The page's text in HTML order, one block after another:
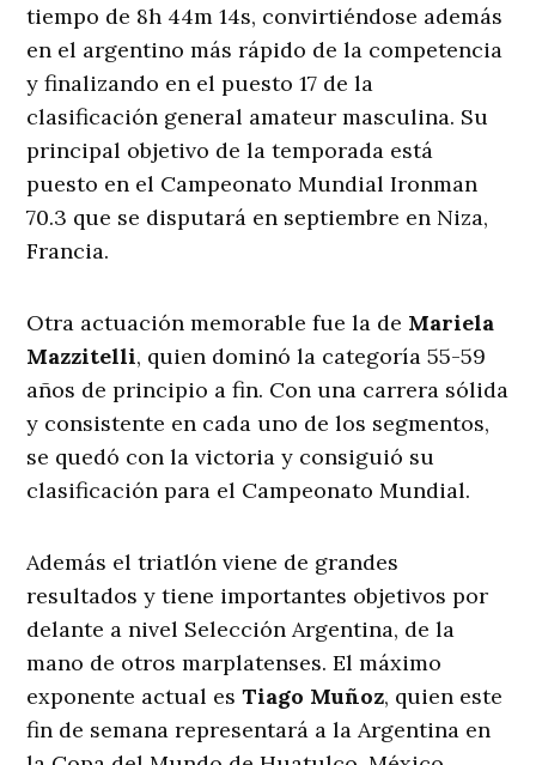
tiempo de 8h 44m 14s, convirtiéndose además
en el argentino más rápido de la competencia
y finalizando en el puesto 17 de la
clasificación general amateur masculina. Su
principal objetivo de la temporada está
puesto en el Campeonato Mundial Ironman
70.3 que se disputará en septiembre en Niza,
Francia.
Otra actuación memorable fue la de Mariela
Mazzitelli, quien dominó la categoría 55-59
años de principio a fin. Con una carrera sólida
y consistente en cada uno de los segmentos,
se quedó con la victoria y consiguió su
clasificación para el Campeonato Mundial.
Además el triatlón viene de grandes
resultados y tiene importantes objetivos por
delante a nivel Selección Argentina, de la
mano de otros marplatenses. El máximo
exponente actual esTiago Muñoz, quien este
fin de semana representará a la Argentina en